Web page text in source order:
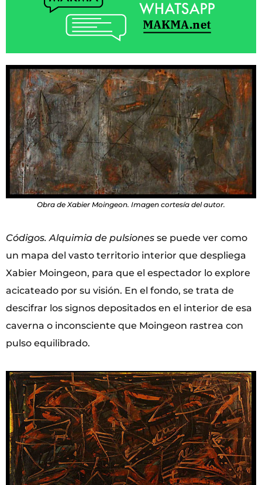
Obra de Xabier Moingeon. Imagen cortesía del autor.
Códigos. Alquimia de pulsiones se puede ver como
un mapa del vasto territorio interior que despliega
Xabier Moingeon, para que el espectador lo explore
acicateado por su visión. En el fondo, se trata de
descifrar los signos depositados en el interior de esa
caverna o inconsciente que Moingeon rastrea con
pulso equilibrado.